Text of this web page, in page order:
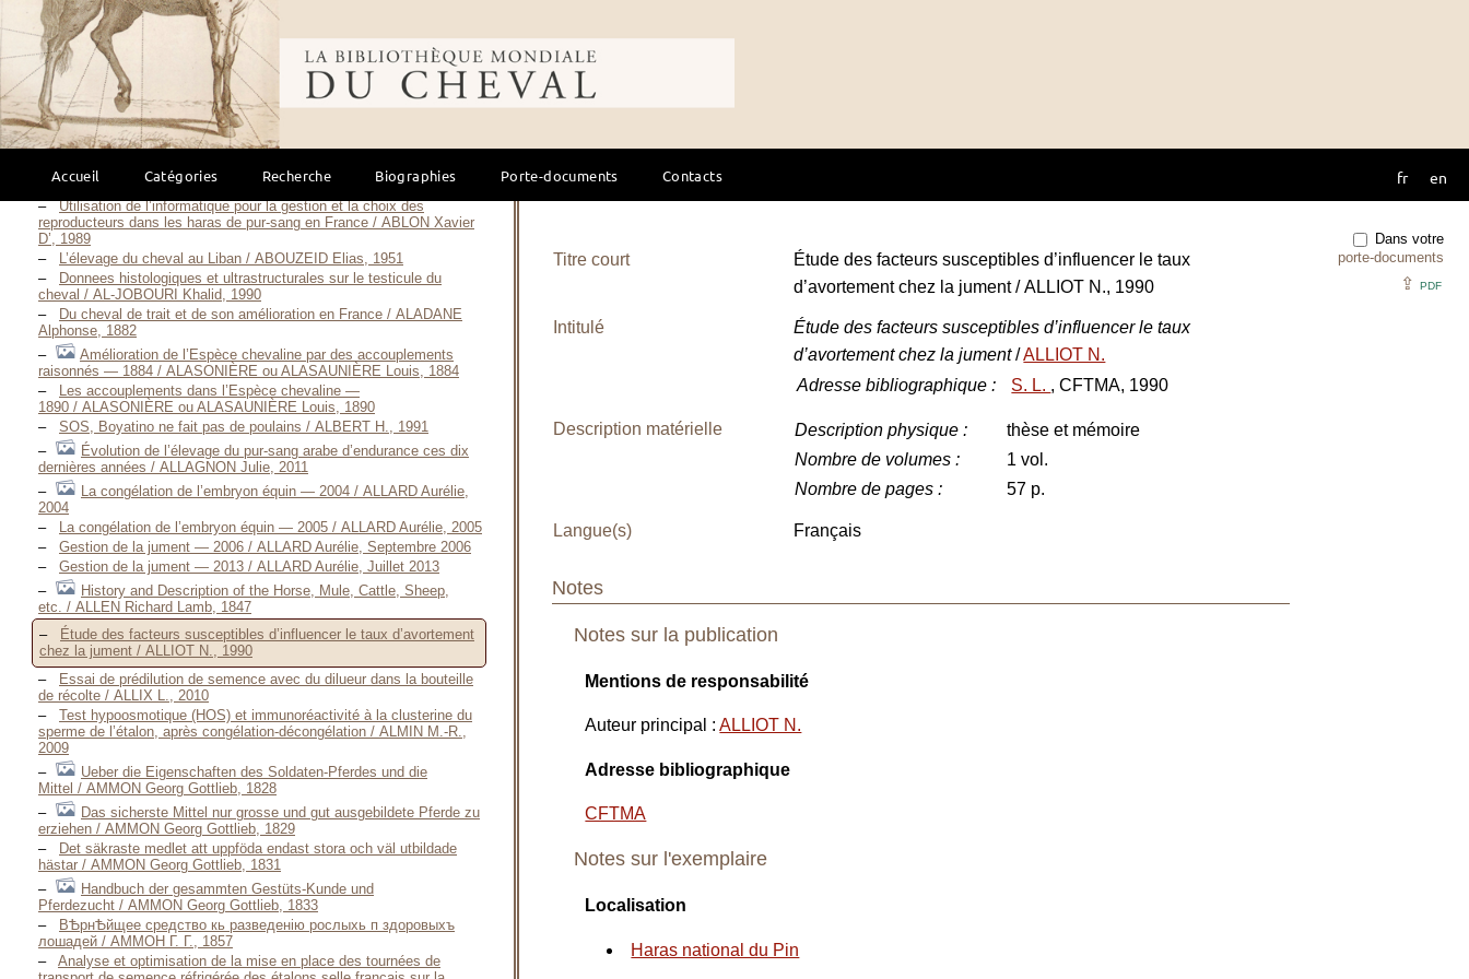
Bibliothèque mondiale du cheval
Accueil Catégories Recherche Biographies Porte-documents Contacts fr en
Description scientifique
Élevage (1298)
Positive Vorschläge zur Hebung der Pferdezucht mit Privat-,
Staats- und Landgestüten / ABLEITNER Kaspar, 1871
Der Pferdezuchtsbetrieb in Privat-, Staats- und
Landgestütsanstalten : Kritik und Abwehr / ABLEITNER Kaspar, 1873
Utilisation de l’informatique pour la gestion et la choix des
reproducteurs dans les haras de pur-sang en France / ABLON Xavier
D’, 1989
L’élevage du cheval au Liban / ABOUZEID Elias, 1951
Donnees histologiques et ultrastructurales sur le testicule du
cheval / AL-JOBOURI Khalid, 1990
Du cheval de trait et de son amélioration en France / ALADANE
Alphonse, 1882
Amélioration de l’Espèce chevaline par des accouplements
raisonnés — 1884 / ALASONIÈRE ou ALASAUNIÈRE Louis, 1884
Les accouplements dans l’Espèce chevaline —
1890 / ALASONIÈRE ou ALASAUNIÈRE Louis, 1890
SOS, Boyatino ne fait pas de poulains / ALBERT H., 1991
Évolution de l’élevage du pur-sang arabe d’endurance ces dix
dernières années / ALLAGNON Julie, 2011
La congélation de l’embryon équin — 2004 / ALLARD Aurélie,
2004
La congélation de l’embryon équin — 2005 / ALLARD Aurélie, 2005
Gestion de la jument — 2006 / ALLARD Aurélie, Septembre 2006
Gestion de la jument — 2013 / ALLARD Aurélie, Juillet 2013
History and Description of the Horse, Mule, Cattle, Sheep,
etc. / ALLEN Richard Lamb, 1847
Étude des facteurs susceptibles d’influencer le taux d’avortement
chez la jument / ALLIOT N., 1990
Essai de prédilution de semence avec du dilueur dans la bouteille
de récolte / ALLIX L., 2010
Test hypoosmotique (HOS) et immunoréactivité à la clusterine du
sperme de l’étalon, après congélation-décongélation / ALMIN M.-R.,
2009
Ueber die Eigenschaften des Soldaten-Pferdes und die
Mittel / AMMON Georg Gottlieb, 1828
Das sicherste Mittel nur grosse und gut ausgebildete Pferde zu
erziehen / AMMON Georg Gottlieb, 1829
Det säkraste medlet att uppföda endast stora och väl utbildade
hästar / AMMON Georg Gottlieb, 1831
Handbuch der gesammten Gestüts-Kunde und
Pferdezucht / AMMON Georg Gottlieb, 1833
BѢрнѢйщее средство кь разведенiю рослыхь п здоровыхъ
лошaдeй / AMMOH Г. Г., 1857
Analyse et optimisation de la mise en place des tournées de
Dans votre
porte-documents
⇪ PDF
Titre court
Étude des facteurs susceptibles d’influencer le taux
d’avortement chez la jument / ALLIOT N., 1990
Intitulé
Étude des facteurs susceptibles d’influencer le taux
d’avortement chez la jument/ALLIOT N.
Adresse bibliographique : S. L. , CFTMA, 1990
Description matérielle Description physique :
thèse et mémoire
Nombre de volumes :
1 vol.
Nombre de pages : 57 p.
Langue(s) Français
Notes
Notes sur la publication
Mentions de responsabilité
Auteur principal :ALLIOT N.
Adresse bibliographique
CFTMA
Notes sur l'exemplaire
Localisation
Haras national du Pin